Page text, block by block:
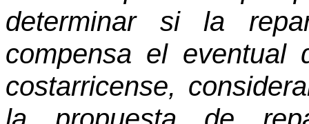
determinar si la
compensa el eventual
costarricense,